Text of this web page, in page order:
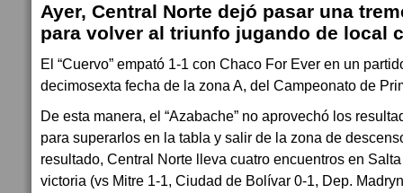
Ayer, Central Norte dejó pasar una
para volver al triunfo jugando de local
El “Cuervo” empató 1-1 con Chaco For Ever en un
decimosexta fecha de la zona A, del Campeonato de
De esta manera, el “Azabache” no aprovechó los
para superarlos en la tabla y salir de la zona de
resultado, Central Norte lleva cuatro encuentros en
victoria (vs Mitre 1-1, Ciudad de Bolívar 0-1, Dep.